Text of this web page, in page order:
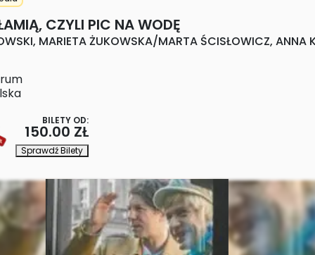
CZYLI PIC NA WODĘ
MARIETA ŻUKOWSKA/MARTA ŚCISŁOWICZ, ANNA
BILETY OD:
150.00 ZŁ
Sprawdź Bilety